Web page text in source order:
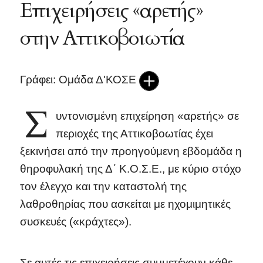
Επιχειρήσεις «αρετής»
στην Αττικοβοιωτία
Γράφει: Ομάδα Δ'ΚΟΣΕ
Σ
υντονισμένη επιχείρηση «αρετής» σε
περιοχές της Αττικοβοωτίας έχει
ξεκινήσει από την προηγούμενη εβδομάδα η
θηροφυλακή της Δ΄ Κ.Ο.Σ.Ε., με κύριο στόχο
τον έλεγχο και την καταστολή της
λαθροθηρίας που ασκείται με ηχομιμητικές
συσκευές («κράχτες»).